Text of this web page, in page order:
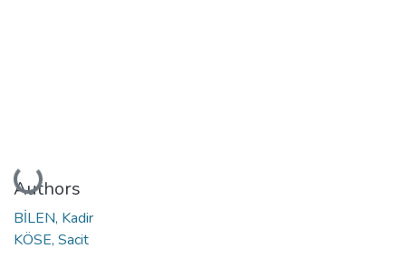
Loading...
Authors
BİLEN, Kadir
KÖSE, Sacit